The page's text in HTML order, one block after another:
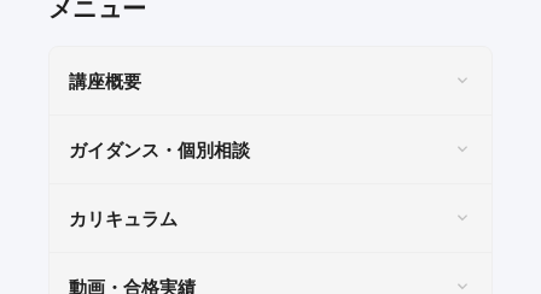
KALSメディア
よくある質問
講座概要
ガイダンス・個別相談
カリキュラム
動画・合格実績